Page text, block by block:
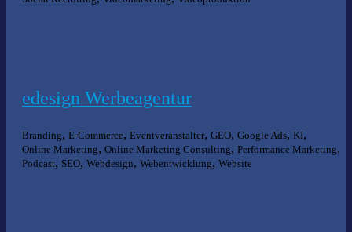
edesign Werbeagentur
Branding, E-Commerce, Eventveranstalter, GEO, Google Ads, KI,
Online Marketing, Online Marketing Consulting, Performance Marketing,
Podcast, SEO, Webdesign, Webentwicklung, Website